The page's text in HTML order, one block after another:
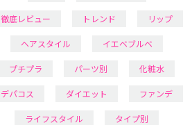
徹底レビュー トレンド リップ
ヘアスタイル イエベブルベ
プチプラ パーツ別 化粧水
デパコス ダイエット ファンデ
ライフスタイル タイプ別